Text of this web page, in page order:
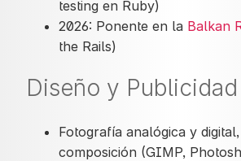
testing en Ruby)
2026: Ponente en la Balkan
the Rails)
Diseño y Publicidad
Fotografía analógica y
composición (GIMP,